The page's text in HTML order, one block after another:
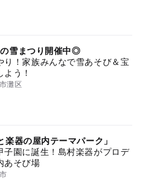
雪まつり開催中◎
り！家族みんなで雪あそび＆宝
う！
灘区
器の屋内テーマパーク」
子園に誕生！島村楽器がプロデ
あそび場